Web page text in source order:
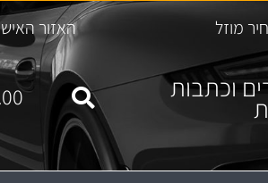
מוזל האזור
וכתבות